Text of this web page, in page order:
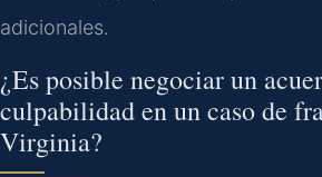
adicionales.
¿Es posible negociar un
culpabilidad en un caso de
Virginia?